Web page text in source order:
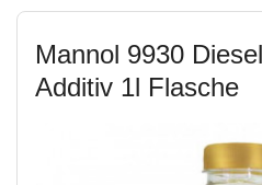
Mannol 9930
Additiv 1l Flasche